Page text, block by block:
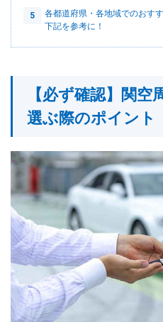
5
各都道府県・各地域でのおす
下記を参考に！
【必ず確認】関
選ぶ際のポイント